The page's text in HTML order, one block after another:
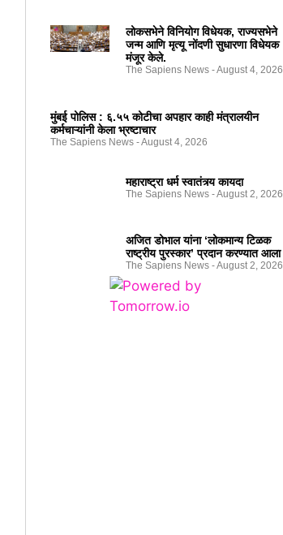
लोकसभेने विनियोग विधेयक, राज्यसभेने
जन्म आणि मृत्यू नोंदणी सुधारणा विधेयक
मंजूर केले.
The Sapiens News August 4, 2026
मुंबई पोलिस : ६.५५ कोटीचा अपहार काही मंत्रालयीन
कर्मचाऱ्यांनी केला भ्रष्टाचार
The Sapiens News August 4, 2026
महाराष्ट्रा धर्म स्वातंत्र्य कायदा
The Sapiens News August 2, 2026
अजित डोभाल यांना ‘लोकमान्य टिळक
राष्ट्रीय पुरस्कार’ प्रदान करण्यात आला
The Sapiens News August 2, 2026